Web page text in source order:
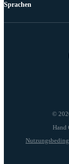
©
Sprachen